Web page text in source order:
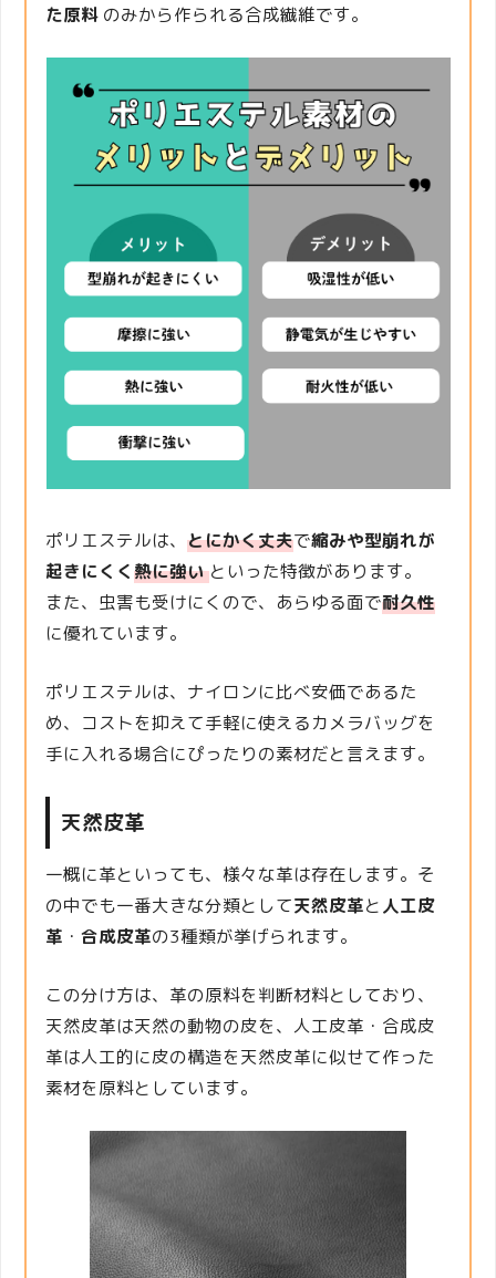
た原料 のみから作られる合成繊維です。
ポリエステルは、とにかく丈夫で縮みや型崩れが
起きにくく熱に強い といった特徴があります。
また、虫害も受けにくので、あらゆる面で耐久性
に優れています。
ポリエステルは、ナイロンに比べ安価であるた
め、コストを抑えて手軽に使えるカメラバッグを
手に入れる場合にぴったりの素材だと言えます。
天然皮革
一概に革といっても、様々な革は存在します。そ
の中でも一番大きな分類として天然皮革と人工皮
革 ・合成皮革の3種類が挙げられます。
この分け方は、革の原料を判断材料としており、
天然皮革は天然の動物の皮を、人工皮革・合成皮
革は人工的に皮の構造を天然皮革に似せて作った
素材を原料としています。